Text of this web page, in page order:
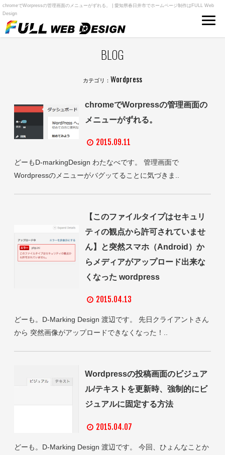
chromeでWorpressの管理画面のメニューがずれる。 | 愛知県春日井市でホームページ制作はFULL Web
Design
BLOG
カテゴリ： Wordpress
chromeでWorpressの管理画面の
メニューがずれる。
2015.09.11
どーもD-markingDesign わたなべです。 管理画面で
Wordpressのメニューがバグッてることに気づきま..
【このファイルタイプはセキュリ
ティの観点から許可されていませ
ん】と突然スマホ（Android）か
らメディアがアップロード出来な
くなった wordpress
2015.04.13
どーも。D-Marking Design 渡辺です。 先日クライアントさん
から 突然画像がアップロードできなくなった！..
Wordpressの投稿画面のビジュア
ル/テキストを更新時、強制的にビ
ジュアルに固定する方法
2015.04.07
どーも。D-Marking Design 渡辺です。 今回、ひょんなことか